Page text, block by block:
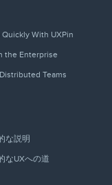
With UXPin
the Enterprise
Teams
な説明
なUXへの道